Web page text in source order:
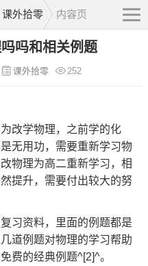
课外拾零 内容页
吗和相关例题
课外拾零 252
改学物理，之前学的化
无用功，需要重新学习物
物理为高二重新学习，相
提升，需要付出较大的努
习资料，里面的例题都是
道例题对物理的学习帮助
费的经典例题^[2]^。